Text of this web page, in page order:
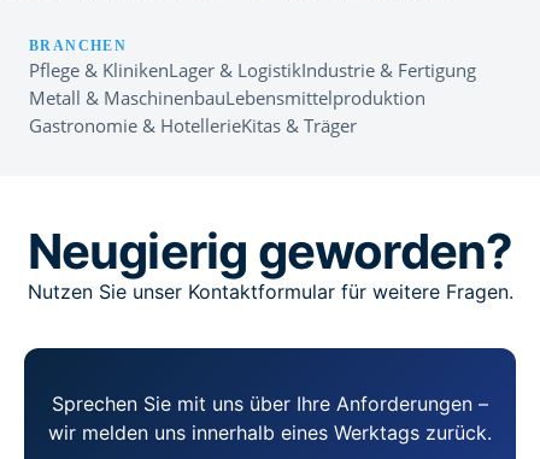
BRANCHEN
Pflege & KlinikenLager & LogistikIndustrie & Fertigung
Metall & MaschinenbauLebensmittelproduktion
Gastronomie & HotellerieKitas & Träger
Neugierig geworden?
Nutzen Sie unser Kontaktformular für weitere Fragen.
Sprechen Sie mit uns über Ihre Anforderungen –
wir melden uns innerhalb eines Werktags zurück.